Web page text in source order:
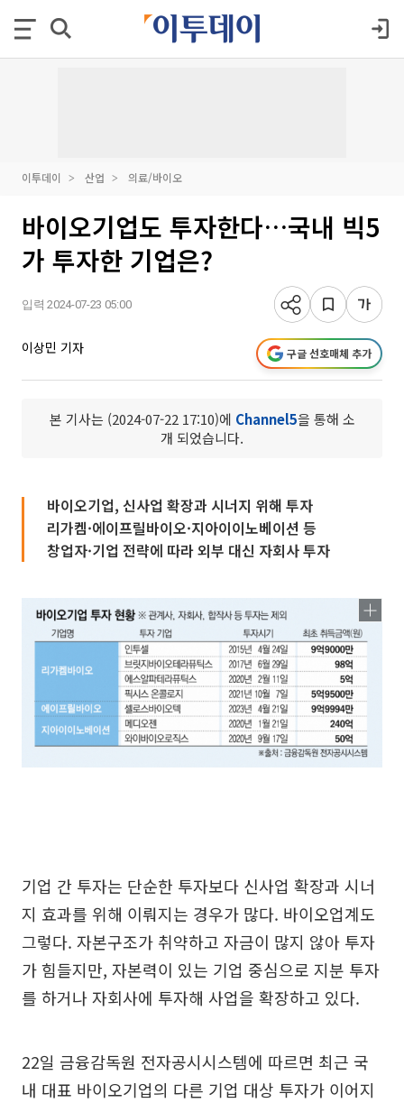
이투데이 산업 의료/바이오
바이오기업도 투자한다…국내 빅5
가 투자한 기업은?
입력 2024-07-23 05:00
이상민 기자 구글 선호매체 추가
본 기사는 (2024-07-22 17:10)에 Channel5을 통해 소
개 되었습니다.
바이오기업, 신사업 확장과 시너지 위해 투자
리가켐·에이프릴바이오·지아이이노베이션 등
창업자·기업 전략에 따라 외부 대신 자회사 투자
기업 간 투자는 단순한 투자보다 신사업 확장과 시너
지 효과를 위해 이뤄지는 경우가 많다. 바이오업계도
그렇다. 자본구조가 취약하고 자금이 많지 않아 투자
가 힘들지만, 자본력이 있는 기업 중심으로 지분 투자
를 하거나 자회사에 투자해 사업을 확장하고 있다.
22일 금융감독원 전자공시시스템에 따르면 최근 국
내 대표 바이오기업의 다른 기업 대상 투자가 이어지